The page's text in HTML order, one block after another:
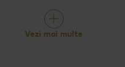
Vezi mai multe